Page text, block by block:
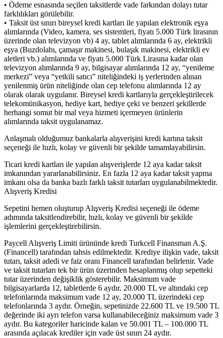
• Ödeme esnasında seçilen taksitlerde vade farkından dolayı tutar
farklılıkları görülebilir.
• Taksit üst sınırı bireysel kredi kartları ile yapılan elektronik eşya
alımlarında (Video, kamera, ses sistemleri, fiyatı 5.000 Türk lirasının
üzerinde olan televizyon vb) 4 ay, tablet alımlarında 6 ay, elektrikli
eşya (Buzdolabı, çamaşır makinesi, bulaşık makinesi, elektrikli ev
aletleri vb.) alımlarında ve fiyatı 5.000 Türk Lirasına kadar olan
televizyon alımlarında 9 ay, bilgisayar alımlarında 12 ay, “yenileme
merkezi” veya “yetkili satıcı” niteliğindeki iş yerlerinden alınan
yenilenmiş ürün niteliğinde olan cep telefonu alımlarında 12 ay
olarak olarak uygulanır. Bireysel kredi kartlarıyla gerçekleştirilecek
telekomünikasyon, hediye kart, hediye çeki ve benzeri şekillerde
herhangi somut bir mal veya hizmeti içermeyen ürünlerin
alımlarında taksit uygulanamaz.
Anlaşmalı olduğumuz bankalarla alışverişini kredi kartına taksit
seçeneği ile hızlı, kolay ve güvenli bir şekilde tamamlayabilirsin.
Ticari kredi kartları ile yapılan alışverişlerde 12 aya kadar taksit
imkanından yararlanabilirsiniz. En fazla 12 aya kadar taksit yapma
imkanı olsa da banka bazlı farklı taksit tutarları uygulanabilmektedir.
Alışveriş Kredisi
Sepetini hemen oluşturup Alışveriş Kredisi seçeneği ile ödeme
adımında taksitlendirebilir, hızlı, kolay ve güvenli bir şekilde
işlemlerini gerçekleştirebilirsin.
Paycell Alışveriş Limiti ürününde kredi Turkcell Finansman A.Ş.
(Financell) tarafından tahsis edilmektedir. Krediye ilişkin vade, taksit
tutarı, taksit adedi ve faiz oranı Financell tarafından belirlenir. Vade
ve taksit tutarları tek bir ürün üzerinden hesaplanmış olup sepetteki
tutar üzerinden değişiklik gösterebilir. Maksimum vade
bilgisayarlarda 12, tabletlerde 6 aydır. 20.000 TL ve altındaki cep
telefonlarında maksimum vade 12 ay, 20.000 TL üzerindeki cep
telefonlarında 3 aydır. Örneğin, sepetinizde 22.600 TL ve 19.500 TL
değerinde iki ayrı telefon varsa kullanabileceğiniz maksimum vade 3
aydır. Bu kategoriler haricinde kalan ve 50.001 TL – 100.000 TL
arasında açılacak krediler için vade üst sınırı 24 aydır.